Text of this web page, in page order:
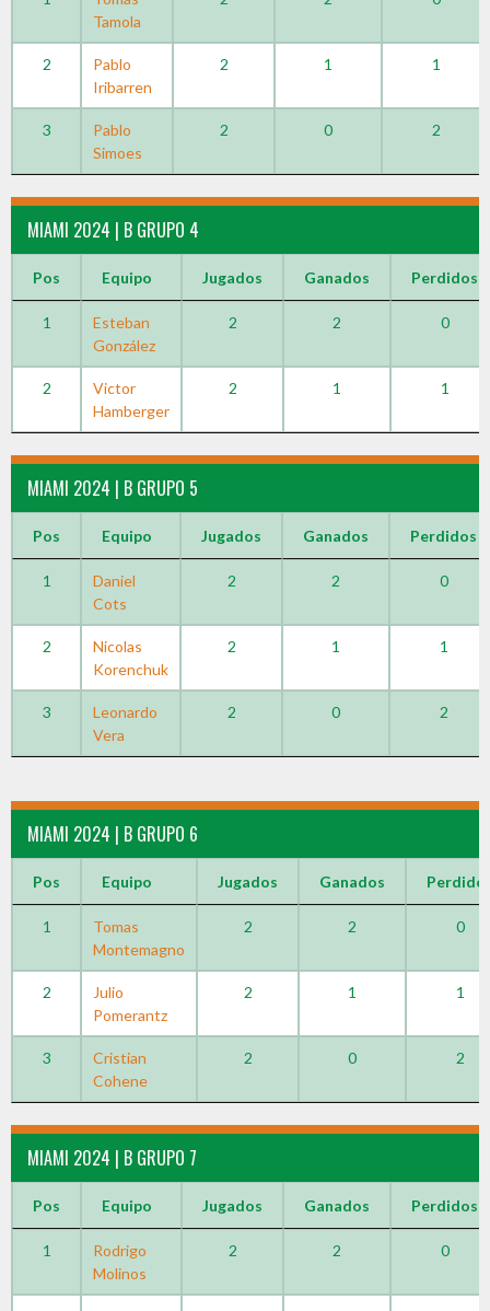
Tamola
2
Pablo
Iribarren
2 1 1
3
Pablo
Simoes
2 0 2
MIAMI 2024 | B GRUPO 4
Pos Equipo Jugados Ganados Perdidos
1
Esteban
González
2 2 0
2
Victor
Hamberger
2 1 1
MIAMI 2024 | B GRUPO 5
Pos Equipo Jugados Ganados Perdidos
1
Daniel
Cots
2 2 0
2
Nicolas
Korenchuk
2 1 1
3
Leonardo
Vera
2 0 2
MIAMI 2024 | B GRUPO 6
Pos Equipo Jugados Ganados
1
Tomas
Montemagno
2 2 0
2
Julio
Pomerantz
2 1 1
3
Cristian
Cohene
2 0 2
MIAMI 2024 | B GRUPO 7
Pos Equipo Jugados Ganados Perdidos
1
Rodrigo
Molinos
2 2 0